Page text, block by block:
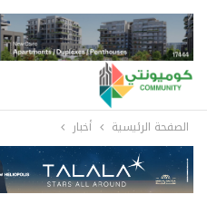
الصفحة الرئيسية أخبار